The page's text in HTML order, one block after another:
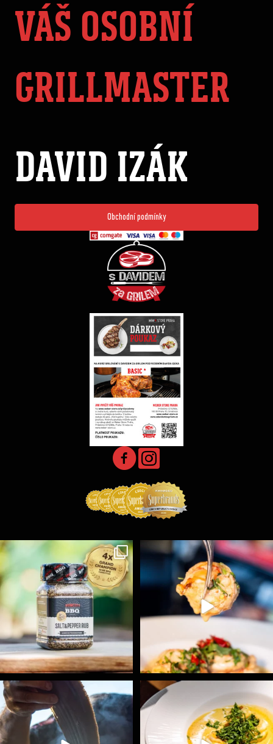
VÁŠ OSOBNÍ
GRILLMASTER
DAVID IZÁK
Obchodní podmínky
Koření Suncity – autentická BBQ chuť u vás doma!...
1 0
Spoustu podobných triků, které vám usnadní nejenom...
9 0
Ryba na grilu je opravdu rychlá, a stejně tak... Všechny fámozní recepty, které znáte z našich
0